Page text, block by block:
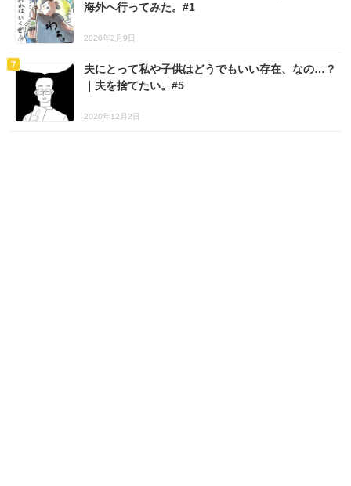
海外へ行ってみた。#1
2020年2月9日
夫にとって私や子供はどうでもいい存在、なの…？
｜夫を捨てたい。#5
2020年12月2日